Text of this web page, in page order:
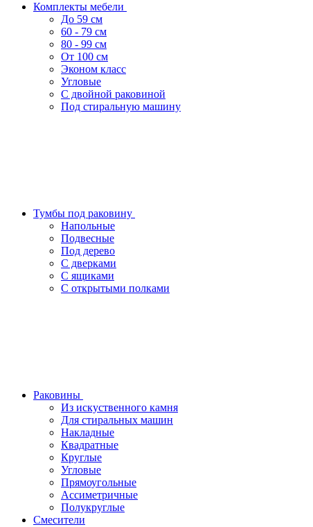
Комплекты мебели
До 59 см
60 - 79 см
80 - 99 см
От 100 см
Эконом класс
Угловые
С двойной раковиной
Под стиральную машину
Тумбы под раковину
Напольные
Подвесные
Под дерево
С дверками
С ящиками
С открытыми полками
Раковины
Из искуственного камня
Для стиральных машин
Накладные
Квадратные
Круглые
Угловые
Прямоугольные
Ассиметричные
Полукруглые
Смесители